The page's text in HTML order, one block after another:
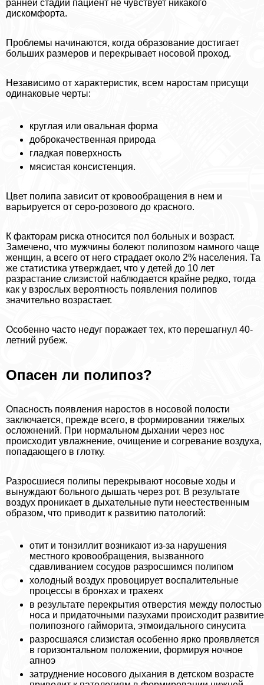
ранней стадии пациент не чувствует никакого
дискомфорта.
Проблемы начинаются, когда образование достигает
больших размеров и перекрывает носовой проход.
Независимо от хаpaктеристик, всем наростам присущи
одинаковые черты:
круглая или овальная форма
доброкачественная природа
гладкая поверхность
мясистая консистенция.
Цвет полипа зависит от кровообращения в нем и
варьируется от серо-розового до красного.
К факторам риска относится пол больных и возраст.
Замечено, что мужчины болеют полипозом намного чаще
женщин, а всего от него страдает около 2% населения. Та
же статистика утверждает, что у детей до 10 лет
разрастание слизистой наблюдается крайне редко, тогда
как у взрослых вероятность появления полипов
значительно возрастает.
Особенно часто недуг поражает тех, кто перешагнул 40-
летний рубеж.
Опасен ли полипоз?
Опасность появления наростов в носовой полости
заключается, прежде всего, в формировании тяжелых
осложнений. При нормальном дыхании через нос
происходит увлажнение, очищение и согревание воздуха,
попадающего в глотку.
Разросшиеся полипы перекрывают носовые ходы и
вынуждают больного дышать через рот. В результате
воздух проникает в дыхательные пути неестественным
образом, что приводит к развитию патологий:
отит и тонзиллит возникают из-за нарушения
местного кровообращения, вызванного
сдавливанием сосудов разросшимся полипом
холодный воздух провоцирует воспалительные
процессы в бронхах и трахеях
в результате перекрытия отверстия между полостью
носа и придаточными пазухами происходит развитие
полипозного гайморита, этмоидального синусита
разросшаяся слизистая особенно ярко проявляется
в горизонтальном положении, формируя ночное
апноэ
затруднение носового дыхания в детском возрасте